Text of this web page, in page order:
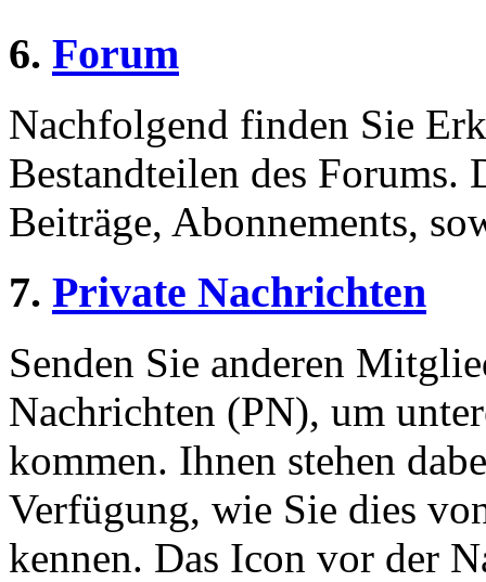
6. Forum
Nachfolgend finden Sie
Bestandteilen des Forums.
Beiträge, Abonnements,
7. Private Nachrichten
Senden Sie anderen
Nachrichten (PN), um
kommen. Ihnen stehen
Verfügung, wie Sie dies
kennen. Das Icon vor der